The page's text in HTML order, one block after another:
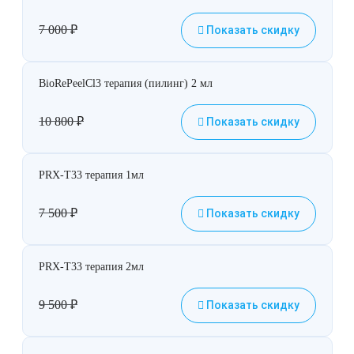
7 000₽ Показать скидку
BioRePeelCl3 терапия (пилинг) 2 мл
10 800₽ Показать скидку
PRX-T33 терапия 1мл
7 500₽ Показать скидку
PRX-T33 терапия 2мл
9 500₽ Показать скидку
Лазерная подтяжка кожи живота
Лазерная подтяжка кожи на бедрах и коленях